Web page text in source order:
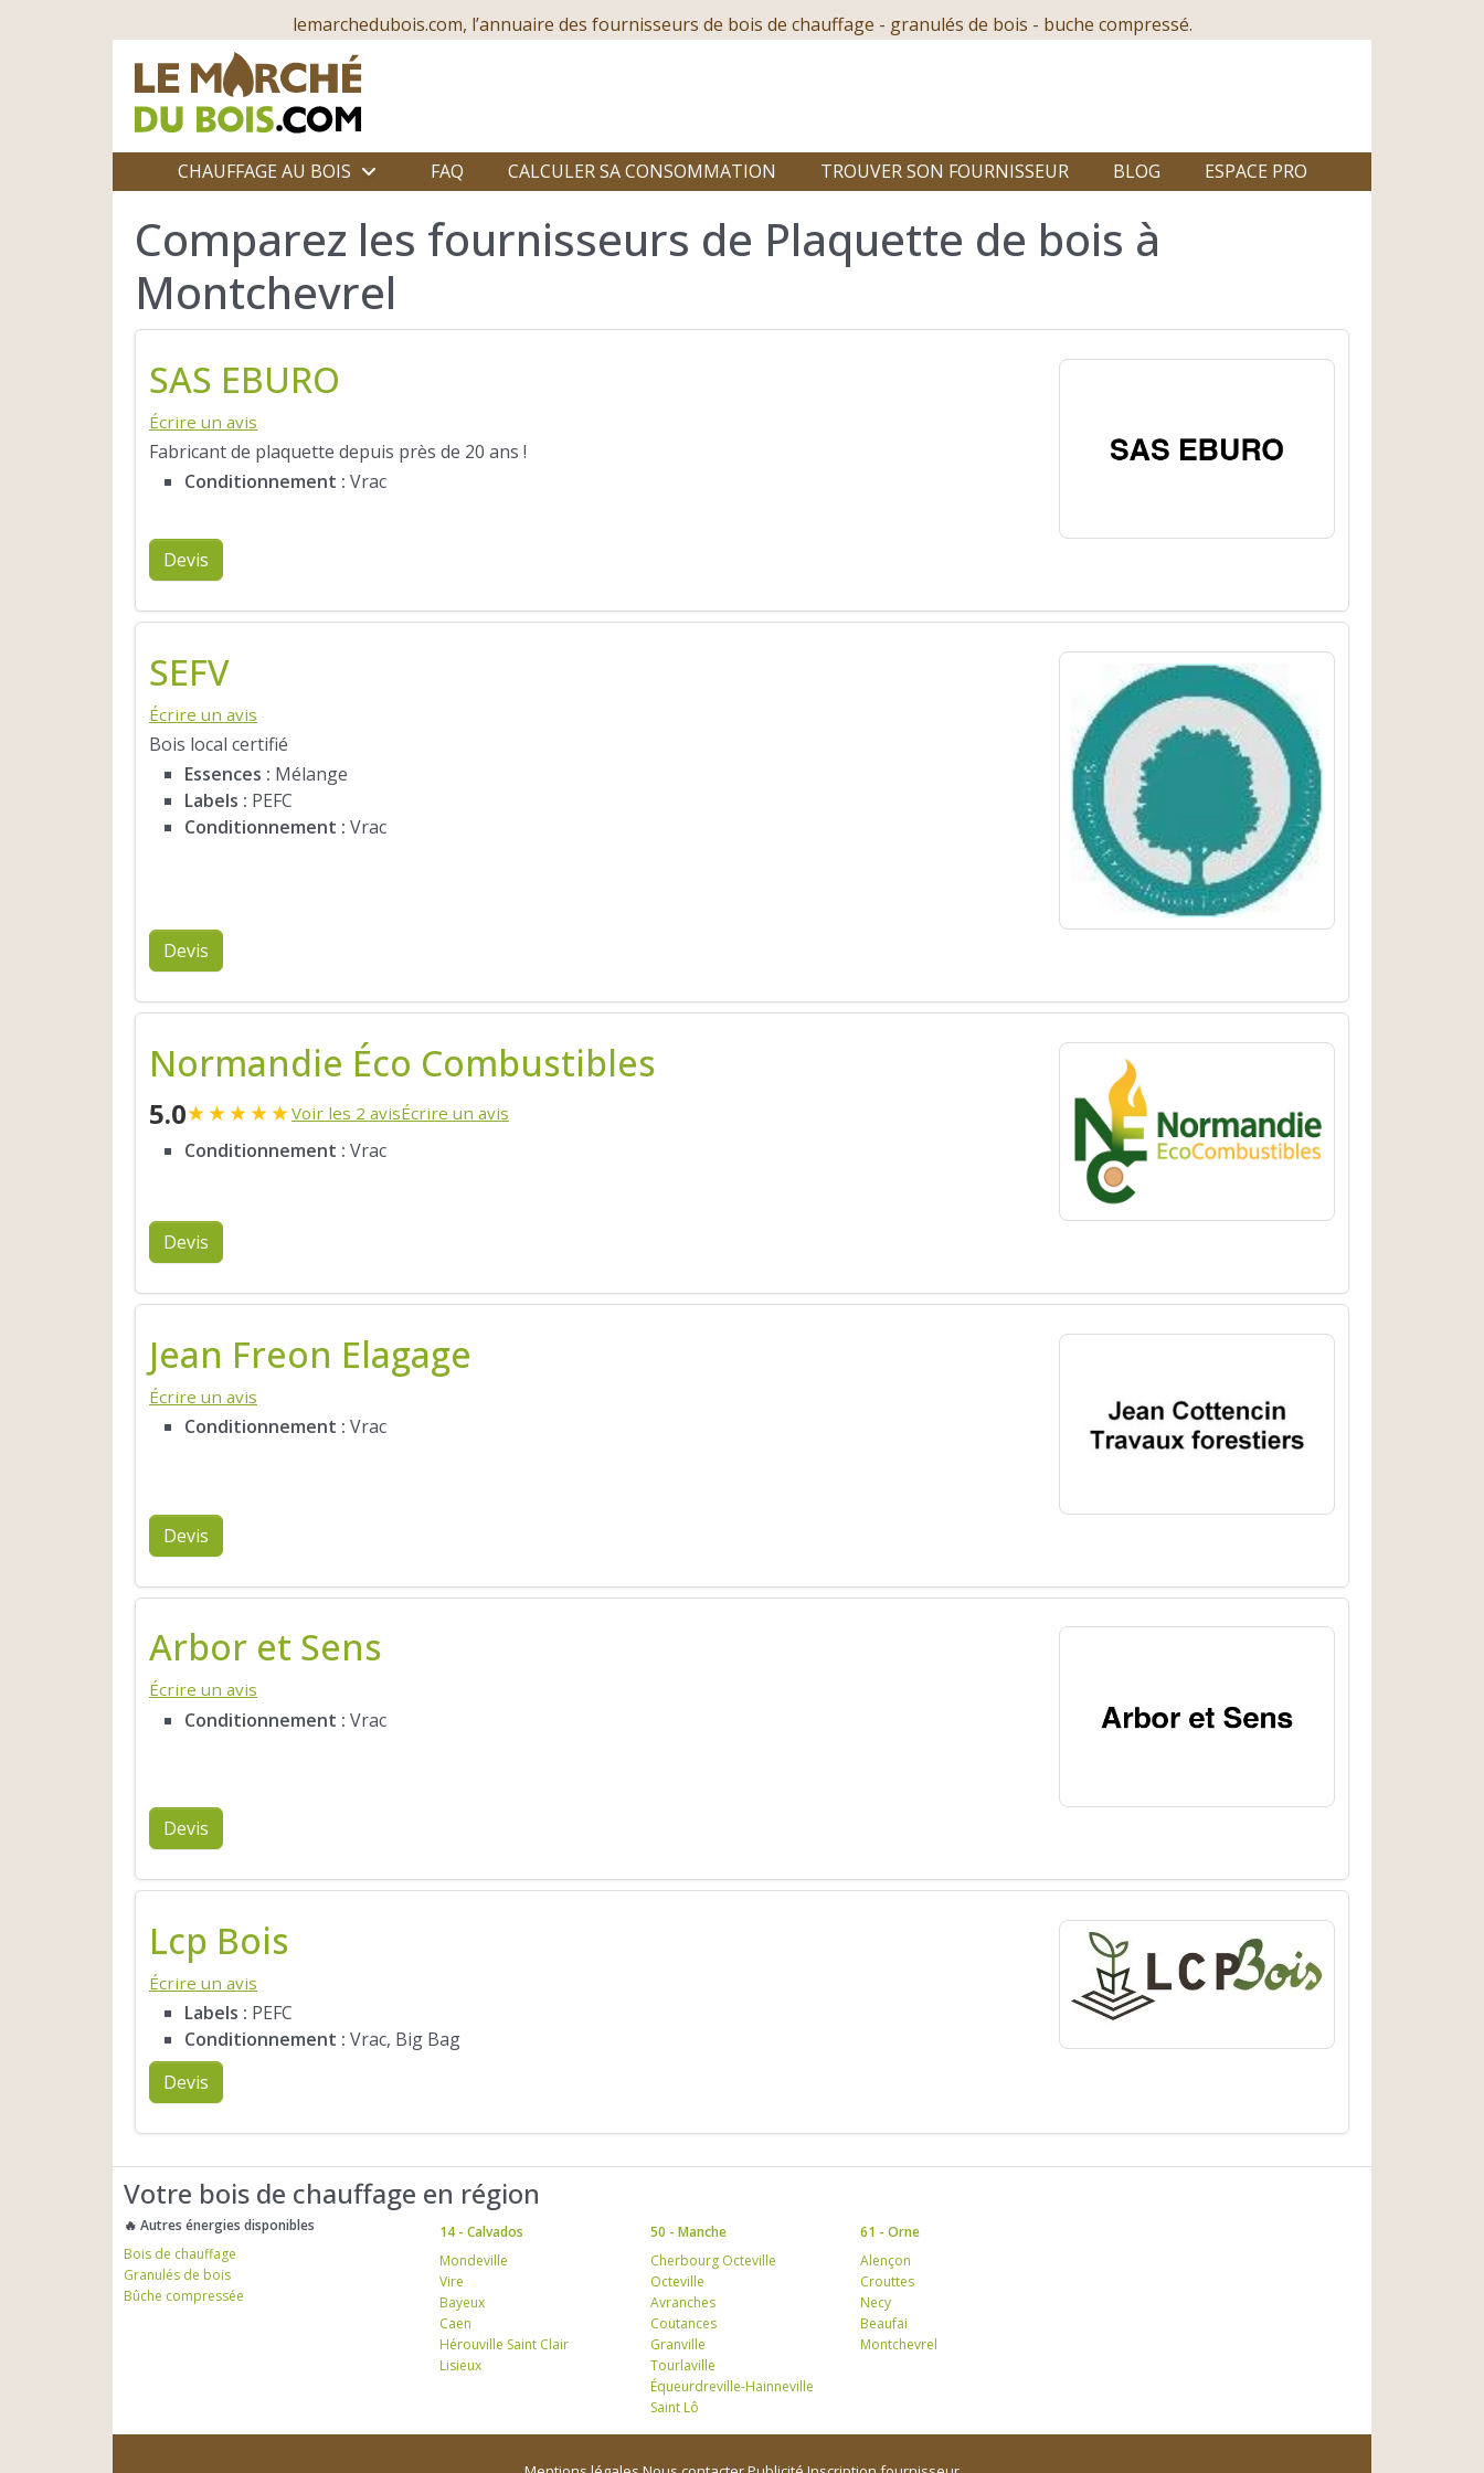
lemarchedubois.com, l’annuaire des fournisseurs de bois de chauffage - granulés de bois - buche compressé.
CHAUFFAGE AU BOIS FAQ CALCULER SA CONSOMMATION TROUVER SON FOURNISSEUR BLOG ESPACE PRO
Comparez les fournisseurs de Plaquette de bois à
Montchevrel
SAS EBURO
Écrire un avis
Fabricant de plaquette depuis près de 20 ans !
Conditionnement : Vrac
Devis
SEFV
Écrire un avis
Bois local certifié
Essences : Mélange
Labels : PEFC
Conditionnement : Vrac
Devis
Normandie Éco Combustibles
5.0★★★★★Voir les 2 avisÉcrire un avis
Conditionnement : Vrac
Devis
Jean Freon Elagage
Écrire un avis
Conditionnement : Vrac
Devis
Arbor et Sens
Écrire un avis
Conditionnement : Vrac
Devis
Lcp Bois
Écrire un avis
Labels : PEFC
Conditionnement : Vrac, Big Bag
Devis
Votre bois de chauffage en région
🔥 Autres énergies disponibles
Bois de chauffage
Granulés de bois
Bûche compressée
14 - Calvados
Mondeville
Vire
Bayeux
Caen
Hérouville Saint Clair
Lisieux
50 - Manche
Cherbourg Octeville
Octeville
Avranches
Coutances
Granville
Tourlaville
Équeurdreville-Hainneville
Saint Lô
61 - Orne
Alençon
Crouttes
Necy
Beaufai
Montchevrel